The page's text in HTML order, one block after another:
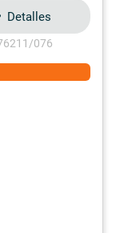
Detalles
076